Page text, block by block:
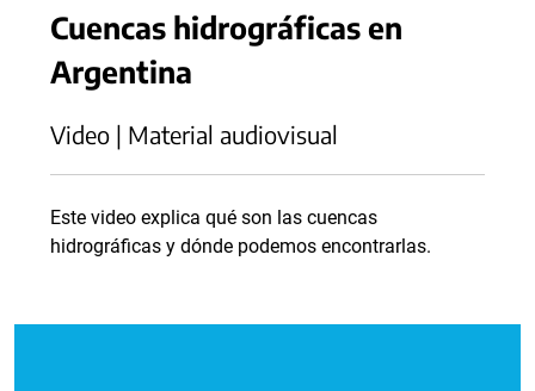
Cuencas hidrográficas en
Argentina
Video | Material audiovisual
Este video explica qué son las cuencas
hidrográficas y dónde podemos encontrarlas.